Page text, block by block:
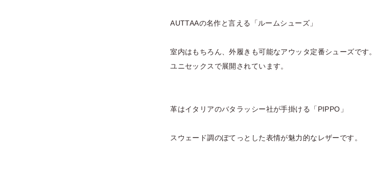
AUTTAAの名作と言える「ルームシューズ」
室内はもちろん、外履きも可能なアウッタ定番シューズです。
ユニセックスで展開されています。
革はイタリアのバタラッシー社が手掛ける「PIPPO」
スウェード調のぽてっとした表情が魅力的なレザーです。